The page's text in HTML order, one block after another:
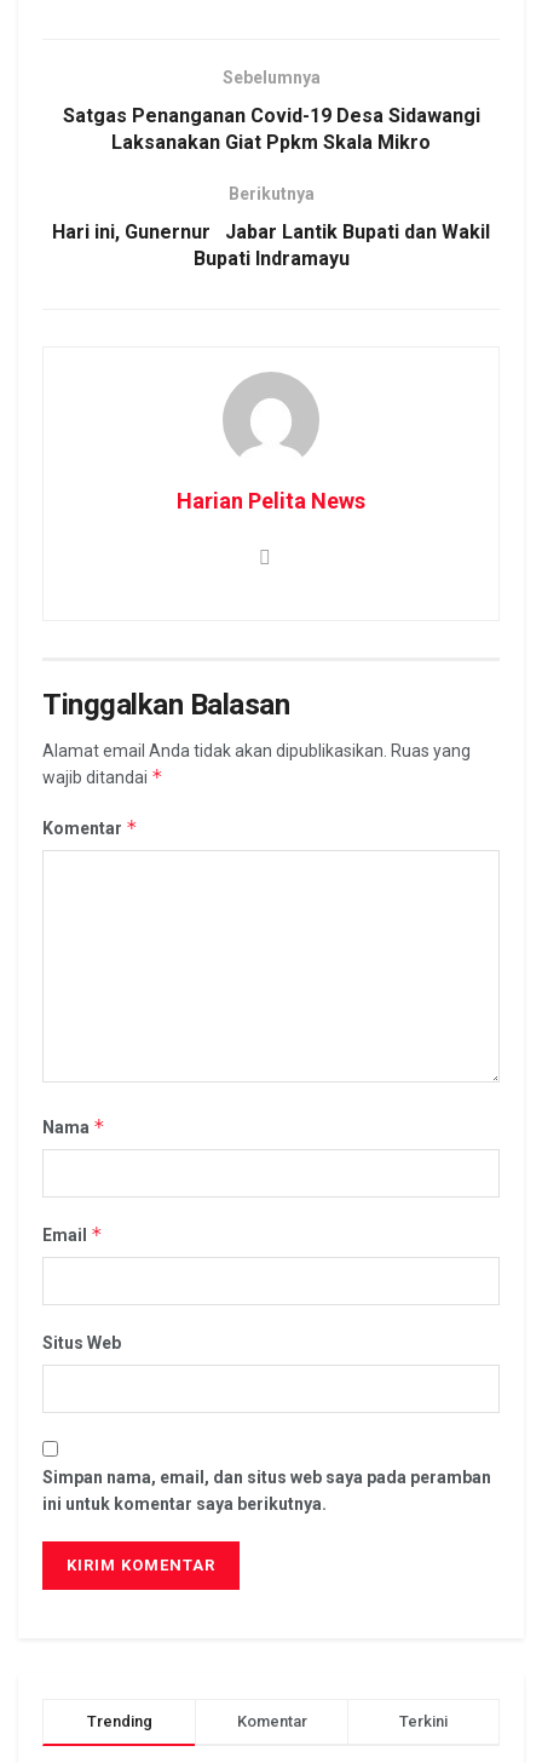
Sebelumnya
Satgas Penanganan Covid-19 Desa Sidawangi
Laksanakan Giat Ppkm Skala Mikro
Berikutnya
Hari ini, Gunernur Jabar Lantik Bupati dan Wakil
Bupati Indramayu
Harian Pelita News
Tinggalkan Balasan
Alamat email Anda tidak akan dipublikasikan. Ruas yang
wajib ditandai *
Komentar *
Nama *
Email *
Situs Web
Simpan nama, email, dan situs web saya pada peramban
ini untuk komentar saya berikutnya.
Trending Komentar Terkini